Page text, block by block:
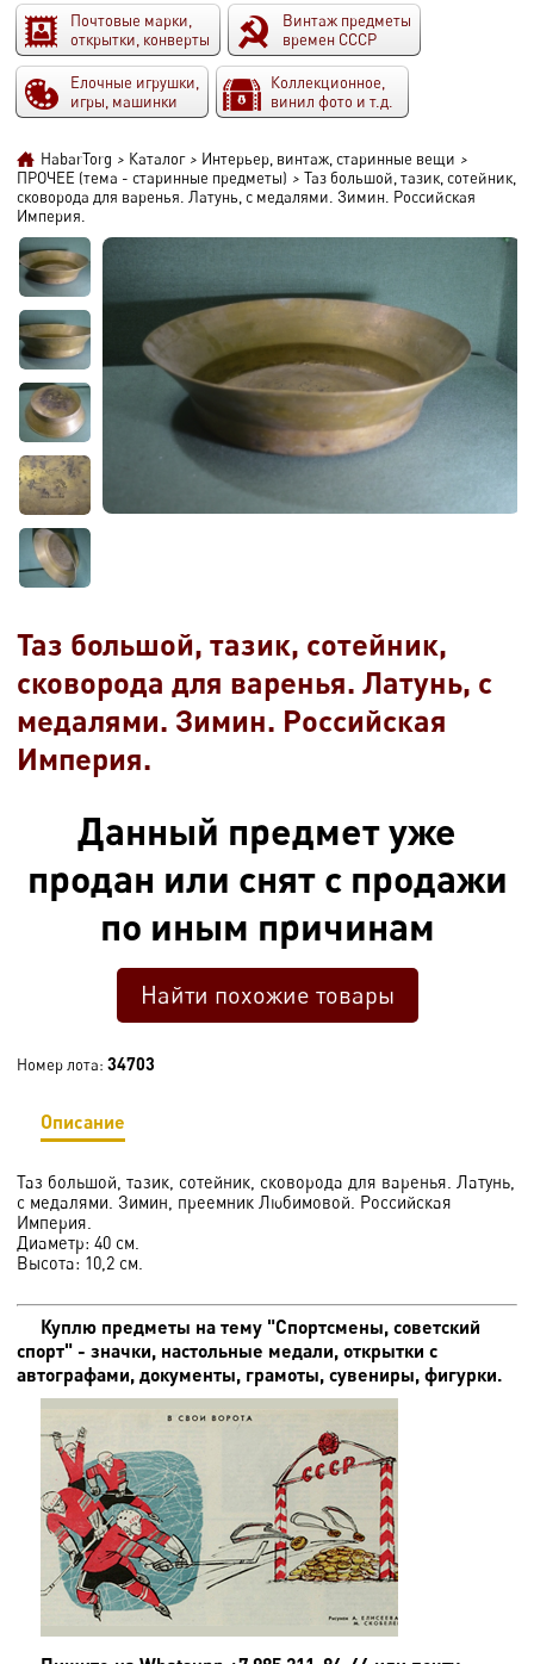
Почтовые марки,
открытки, конверты
Винтаж предметы
времен СССР
Елочные игрушки,
игры, машинки
Коллекционное,
винил фото и т.д.
HabarTorg > Каталог > Интерьер, винтаж, старинные вещи >
ПРОЧЕЕ (тема - старинные предметы) > Таз большой, тазик, сотейник,
сковорода для варенья. Латунь, с медалями. Зимин. Российская
Империя.
Таз большой, тазик, сотейник,
сковорода для варенья. Латунь, с
медалями. Зимин. Российская
Империя.
Данный предмет уже
продан или снят с продажи
по иным причинам
Найти похожие товары
Номер лота: 34703
Описание
Таз большой, тазик, сотейник, сковорода для варенья. Латунь,
с медалями. Зимин, преемник Любимовой. Российская
Империя.
Диаметр: 40 см.
Высота: 10,2 см.
Куплю предметы на тему "Спортсмены, советский
спорт" - значки, настольные медали, открытки с
автографами, документы, грамоты, сувениры, фигурки.